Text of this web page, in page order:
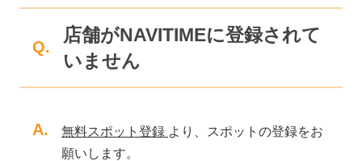
Q.
店舗がNAVITIMEに登録されて
いません
A. 無料スポット登録 より、スポットの登録をお
願いします。